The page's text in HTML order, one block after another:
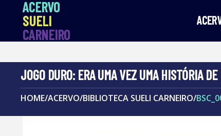
ACERVO
SUELI
CARNEIRO
JOGO DURO: ERA UMA VEZ UMA HISTÓRIA
HOME/ACERVO/BIBLIOTECA SUELI CARNEIRO/